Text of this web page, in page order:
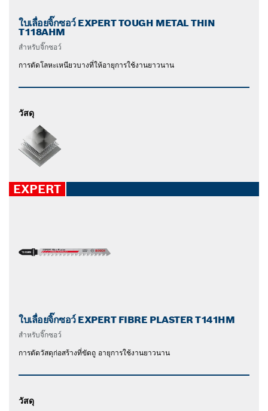
ใบเลื่อยจิ๊กซอว์ EXPERT TOUGH METAL THIN
T118AHM
สำหรับจิ๊กซอว์
การตัดโลหะเหนียวบางที่ให้อายุการใช้งานยาวนาน
วัสดุ
EXPERT
ใบเลื่อยจิ๊กซอว์ EXPERT FIBRE PLASTER T141HM
สำหรับจิ๊กซอว์
การตัดวัสดุก่อสร้างที่ขัดถู อายุการใช้งานยาวนาน
วัสดุ